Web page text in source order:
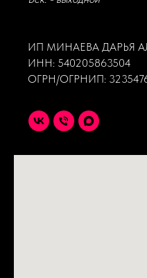
ИП МИНАЕВА ДАРЬЯ
ИНН: 540205863504
ОГРН/ОГРНИП: